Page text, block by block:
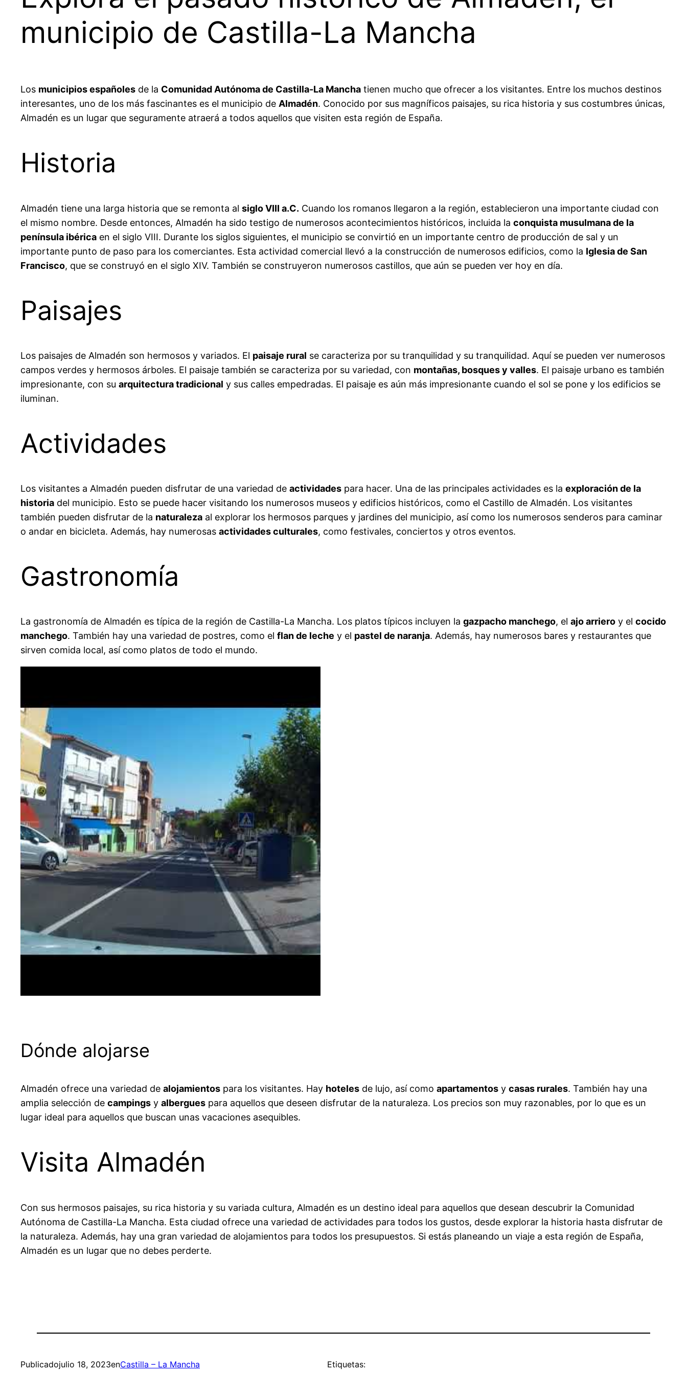
municipio de Castilla-La Mancha
Los municipios españoles de la Comunidad Autónoma de Castilla-La Mancha tienen mucho que ofrecer a los visitantes. Entre los muchos destinos
interesantes, uno de los más fascinantes es el municipio de Almadén. Conocido por sus magníficos paisajes, su rica historia y sus costumbres únicas,
Almadén es un lugar que seguramente atraerá a todos aquellos que visiten esta región de España.
Historia
Almadén tiene una larga historia que se remonta al siglo VIII a.C. Cuando los romanos llegaron a la región, establecieron una importante ciudad con
el mismo nombre. Desde entonces, Almadén ha sido testigo de numerosos acontecimientos históricos, incluida la conquista musulmana de la
península ibérica en el siglo VIII. Durante los siglos siguientes, el municipio se convirtió en un importante centro de producción de sal y un
importante punto de paso para los comerciantes. Esta actividad comercial llevó a la construcción de numerosos edificios, como la Iglesia de San
Francisco, que se construyó en el siglo XIV. También se construyeron numerosos castillos, que aún se pueden ver hoy en día.
Paisajes
Los paisajes de Almadén son hermosos y variados. El paisaje rural se caracteriza por su tranquilidad y su tranquilidad. Aquí se pueden ver numerosos
campos verdes y hermosos árboles. El paisaje también se caracteriza por su variedad, con montañas, bosques y valles. El paisaje urbano es también
impresionante, con su arquitectura tradicional y sus calles empedradas. El paisaje es aún más impresionante cuando el sol se pone y los edificios se
iluminan.
Actividades
Los visitantes a Almadén pueden disfrutar de una variedad de actividades para hacer. Una de las principales actividades es la exploración de la
historia del municipio. Esto se puede hacer visitando los numerosos museos y edificios históricos, como el Castillo de Almadén. Los visitantes
también pueden disfrutar de la naturaleza al explorar los hermosos parques y jardines del municipio, así como los numerosos senderos para caminar
o andar en bicicleta. Además, hay numerosas actividades culturales, como festivales, conciertos y otros eventos.
Gastronomía
La gastronomía de Almadén es típica de la región de Castilla-La Mancha. Los platos típicos incluyen la gazpacho manchego, el ajo arriero y el cocido
manchego. También hay una variedad de postres, como el flan de leche y el pastel de naranja. Además, hay numerosos bares y restaurantes que
sirven comida local, así como platos de todo el mundo.
Dónde alojarse
Almadén ofrece una variedad de alojamientos para los visitantes. Hay hoteles de lujo, así como apartamentos y casas rurales. También hay una
amplia selección de campings y albergues para aquellos que deseen disfrutar de la naturaleza. Los precios son muy razonables, por lo que es un
lugar ideal para aquellos que buscan unas vacaciones asequibles.
Visita Almadén
Con sus hermosos paisajes, su rica historia y su variada cultura, Almadén es un destino ideal para aquellos que desean descubrir la Comunidad
Autónoma de Castilla-La Mancha. Esta ciudad ofrece una variedad de actividades para todos los gustos, desde explorar la historia hasta disfrutar de
la naturaleza. Además, hay una gran variedad de alojamientos para todos los presupuestos. Si estás planeando un viaje a esta región de España,
Almadén es un lugar que no debes perderte.
Publicadojulio 18, 2023enCastilla – La Mancha Etiquetas: